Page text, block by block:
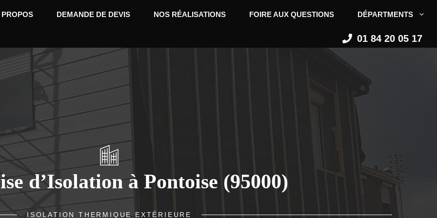
PROPOS DEMANDE DE DEVIS NOS RÉALISATIONS FOIRE AUX QUESTIONS DÉPARTMENTS
01 84 20 05 17
d’Isolation à Pontoise (95000)
ISOLATION THERMIQUE EXTÉRIEURE